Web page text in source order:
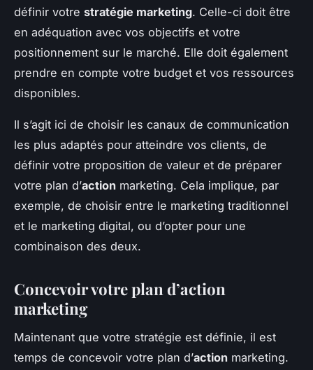
définir votre stratégie marketing. Celle-ci doit être
en adéquation avec vos objectifs et votre
positionnement sur le marché. Elle doit également
prendre en compte votre budget et vos ressources
disponibles.
Il s’agit ici de choisir les canaux de communication
les plus adaptés pour atteindre vos clients, de
définir votre proposition de valeur et de préparer
votre plan d’action marketing. Cela implique, par
exemple, de choisir entre le marketing traditionnel
et le marketing digital, ou d’opter pour une
combinaison des deux.
Concevoir votre plan d’action
marketing
Maintenant que votre stratégie est définie, il est
temps de concevoir votre plan d’action marketing.